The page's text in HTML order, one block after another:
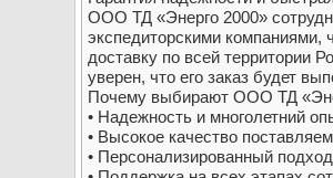
ООО ТД «Энерго 2000»
экспедиторскими компаниями,
доставку по всей территории
уверен, что его заказ будет
Почему выбирают ООО ТД
• Надежность и многолетний
• Высокое качество
• Персонализированный